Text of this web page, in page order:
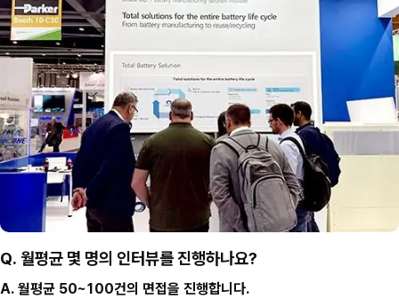
Q. 월평균 몇 명의 인터뷰를 진행하나요?
A. 월평균 50~100건의 면접을 진행합니다.